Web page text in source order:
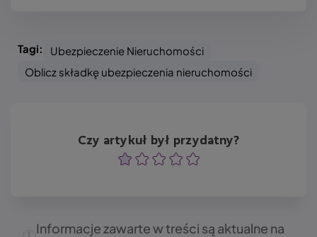
Tagi:
Ubezpieczenie Nieruchomości
Oblicz składkę ubezpieczenia nieruchomości
Czy artykuł był przydatny?
OcenaOcenaOcena
OcenaOcena
Informacje zawarte w treści są aktualne na